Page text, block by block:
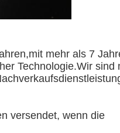
mehr als 7
Technologie.Wir sind
versendet, wenn die